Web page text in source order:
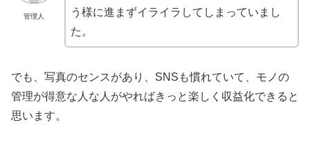
管理人
う様に進まずイライラしてしまっていまし
た。
でも、写真のセンスがあり、SNSも慣れていて、モノの
管理が得意な人な人がやればきっと楽しく収益化できると
思います。